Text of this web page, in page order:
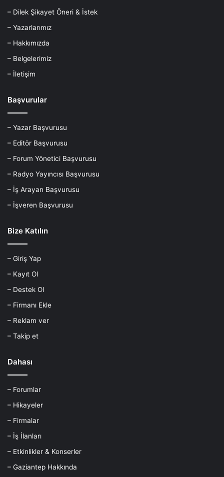
– Dilek Şikayet Öneri & İstek
– Yazarlarımız
– Hakkımızda
– Belgelerimiz
– İletişim
Başvurular
– Yazar Başvurusu
– Editör Başvurusu
– Forum Yönetici Başvurusu
– Radyo Yayıncısı Başvurusu
– İş Arayan Başvurusu
– İşveren Başvurusu
Bize Katılın
– Giriş Yap
– Kayıt Ol
– Destek Ol
– Firmanı Ekle
– Reklam ver
– Takip et
Dahası
– Forumlar
– Hikayeler
– Firmalar
– İş İlanları
– Etkinlikler & Konserler
– Gaziantep Hakkında